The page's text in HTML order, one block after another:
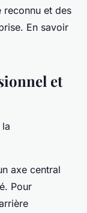
reconnu et des
En savoir
et
axe central
Pour